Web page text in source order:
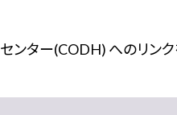
ンター(CODH) へのリン